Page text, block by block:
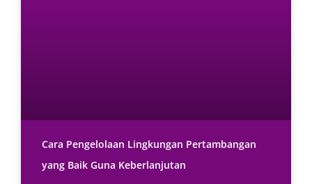
Cara Pengelolaan Lingkungan Pertambangan
yang Baik Guna Keberlanjutan